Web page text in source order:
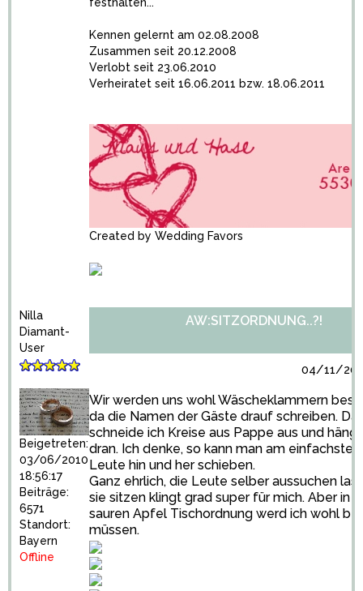
Kennen gelernt am 02.08.2008
Zusammen seit 20.12.2008
Verlobt seit 23.06.2010
Verheiratet seit 16.06.2011 bzw. 18.06.2011
Created by Wedding Favors
Nilla
Diamant-
User
Beigetreten:
03/06/2010
18:56:17
Beiträge:
6571
Standort:
Bayern
Offline
AW:SITZORDNUNG..?!
04/11/
Wir werden uns wohl Wäscheklammern
da die Namen der Gäste drauf schreiben.
schneide ich Kreise aus Pappe aus und häng
dran. Ich denke, so kann man am
Leute hin und her schieben.
Ganz ehrlich, die Leute selber aussuchen
sie sitzen klingt grad super für mich. Aber in
sauren Apfel Tischordnung werd ich wohl
müssen.